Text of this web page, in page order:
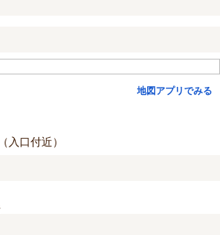
地図アプリでみる
口付近）